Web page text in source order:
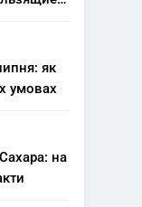
як
умовах
на